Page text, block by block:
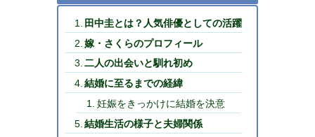
田中圭とは？人気俳優としての活躍
嫁・さくらのプロフィール
二人の出会いと馴れ初め
結婚に至るまでの経緯
妊娠をきっかけに結婚を決意
結婚生活の様子と夫婦関係